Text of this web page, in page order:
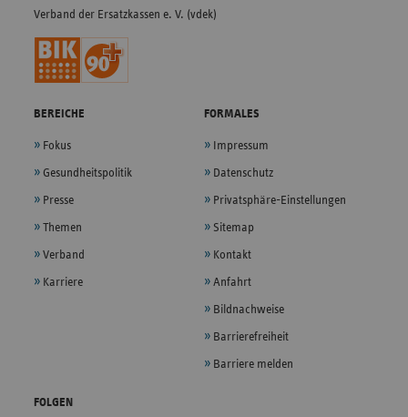
Verband der Ersatzkassen e. V. (vdek)
BEREICHE
Fokus
Gesundheitspolitik
Presse
Themen
Verband
Karriere
FORMALES
Impressum
Datenschutz
Privatsphäre-Einstellungen
Sitemap
Kontakt
Anfahrt
Bildnachweise
Barrierefreiheit
Barriere melden
FOLGEN